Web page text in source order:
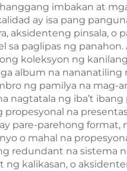
imbakan at
ay isa pang
aksidenteng pinsala, o
sa paglipas ng
koleksyon ng
album na nananatiling
ng pamilya na mag-
ng iba’t ibang
na
pare-parehong format,
o mahal na
redundant na sistema
kalikasan, o